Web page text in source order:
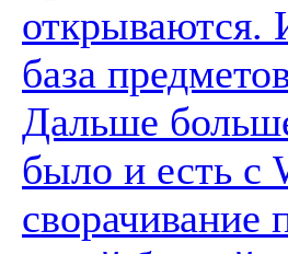
открываются.
база
Дальше
было и есть с
сворачивание